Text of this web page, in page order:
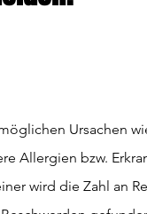
Ursachen
Allergien bzw.
wird die Zahl an